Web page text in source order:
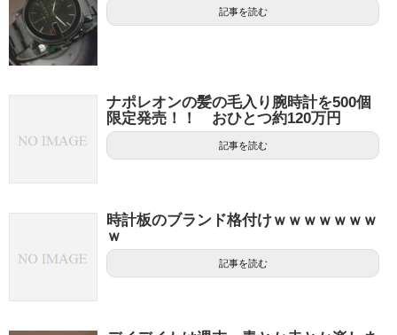
記事を読む
ナポレオンの髪の毛入り腕時計を500個
限定発売！！ おひとつ約120万円
記事を読む
時計板のブランド格付けｗｗｗｗｗｗｗ
ｗ
記事を読む